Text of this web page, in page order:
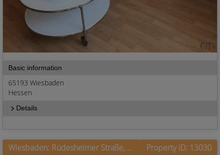
Basic information
65193 Wiesbaden
Hessen
Details
Wiesbaden: Rüdesheimer Straße, Balkon und Blick über Wiesbaden Property ID: 13030